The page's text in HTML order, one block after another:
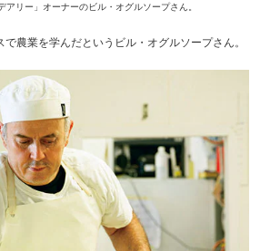
アリー」オーナーのビル・オグルソープさん。
農業を学んだというビル・オグルソープさん。